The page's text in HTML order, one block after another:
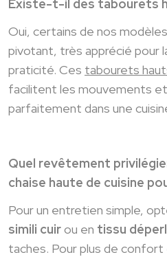
Existe-t-il des tabourets
Oui, certains de nos
pivotant, très apprécié pour
praticité. Ces tabourets
facilitent les mouvements
parfaitement dans une
Quel revêtement
chaise haute de cuisine
Pour un entretien simple,
simili cuirou en tissu
taches. Pour plus de